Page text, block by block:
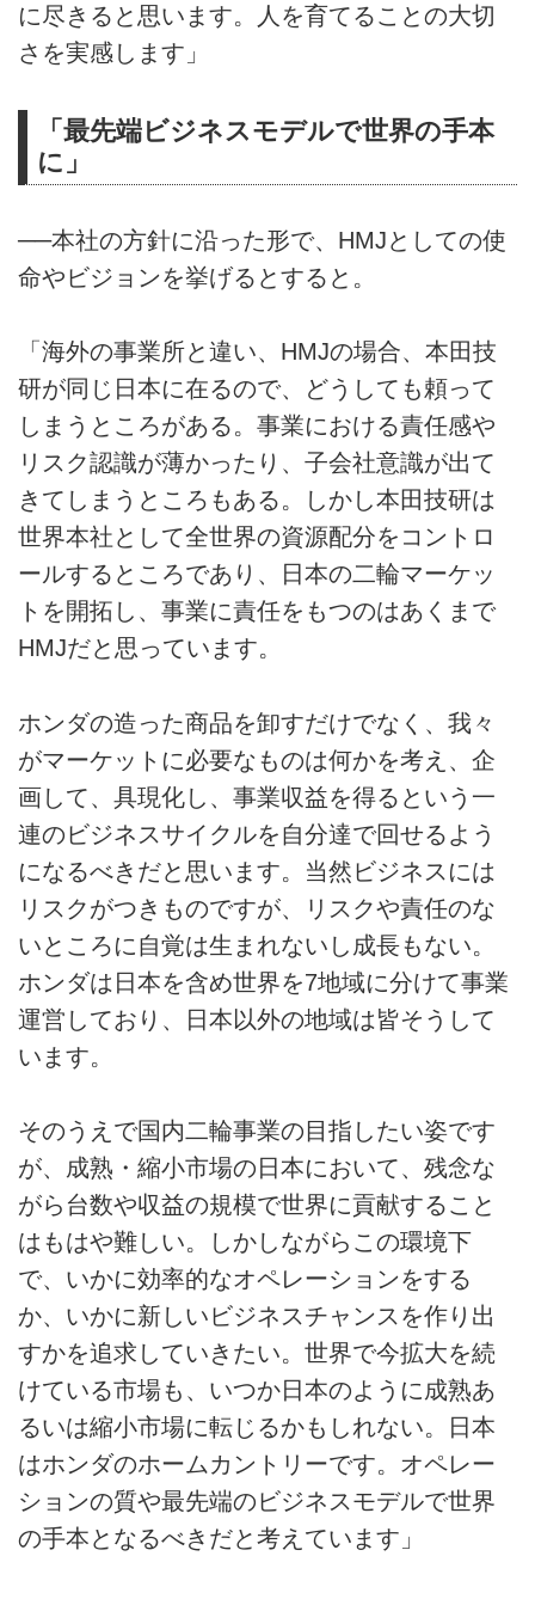
に尽きると思います。人を育てることの大切
さを実感します」
「最先端ビジネスモデルで世界の手本
に」
──本社の方針に沿った形で、HMJとしての使
命やビジョンを挙げるとすると。
「海外の事業所と違い、HMJの場合、本田技
研が同じ日本に在るので、どうしても頼って
しまうところがある。事業における責任感や
リスク認識が薄かったり、子会社意識が出て
きてしまうところもある。しかし本田技研は
世界本社として全世界の資源配分をコントロ
ールするところであり、日本の二輪マーケッ
トを開拓し、事業に責任をもつのはあくまで
HMJだと思っています。
ホンダの造った商品を卸すだけでなく、我々
がマーケットに必要なものは何かを考え、企
画して、具現化し、事業収益を得るという一
連のビジネスサイクルを自分達で回せるよう
になるべきだと思います。当然ビジネスには
リスクがつきものですが、リスクや責任のな
いところに自覚は生まれないし成長もない。
ホンダは日本を含め世界を7地域に分けて事業
運営しており、日本以外の地域は皆そうして
います。
そのうえで国内二輪事業の目指したい姿です
が、成熟・縮小市場の日本において、残念な
がら台数や収益の規模で世界に貢献すること
はもはや難しい。しかしながらこの環境下
で、いかに効率的なオペレーションをする
か、いかに新しいビジネスチャンスを作り出
すかを追求していきたい。世界で今拡大を続
けている市場も、いつか日本のように成熟あ
るいは縮小市場に転じるかもしれない。日本
はホンダのホームカントリーです。オペレー
ションの質や最先端のビジネスモデルで世界
の手本となるべきだと考えています」